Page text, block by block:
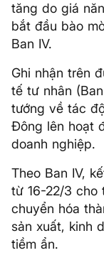
tăng do giá
bắt đầu bào
Ban IV.
Ghi nhận trên
tế tư nhân
tướng về tác
Đông lên hoạt
doanh nghiệp.
Theo Ban IV,
từ 16-22/3 cho
chuyển hóa
sản xuất, kinh
tiềm ẩn.